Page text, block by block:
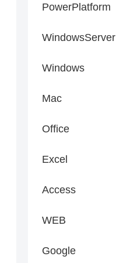
PowerPlatform
WindowsServer
Windows
Mac
Office
Excel
Access
WEB
Google